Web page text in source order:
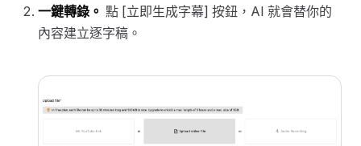
一鍵轉錄。 點 [立即生成字幕] 按鈕，AI 就會替你的
內容建立逐字稿。